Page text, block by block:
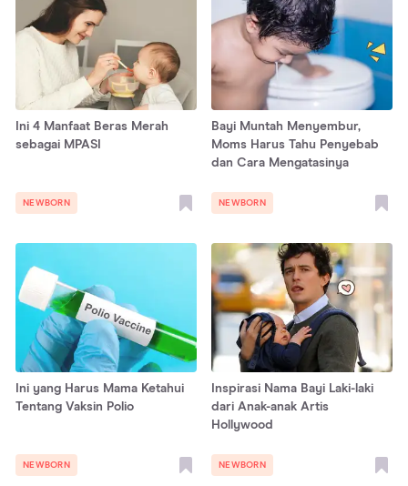
Ini 4 Manfaat Beras Merah
sebagai MPASI
NEWBORN
Bayi Muntah Menyembur,
Moms Harus Tahu Penyebab
dan Cara Mengatasinya
NEWBORN
Ini yang Harus Mama Ketahui
Tentang Vaksin Polio
NEWBORN
Inspirasi Nama Bayi Laki-laki
dari Anak-anak Artis
Hollywood
NEWBORN